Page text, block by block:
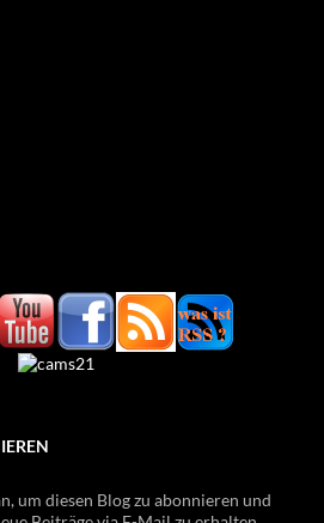
um diesen Blog zu abonnieren und